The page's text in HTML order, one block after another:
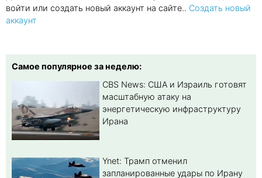
войти или создать новый аккаунт на сайте.. Создать новый
аккаунт
Самое популярное за неделю:
CBS News: США и Израиль готовят
масштабную атаку на
энергетическую инфраструктуру
Ирана
Ynet: Трамп отменил
запланированные удары по Ирану